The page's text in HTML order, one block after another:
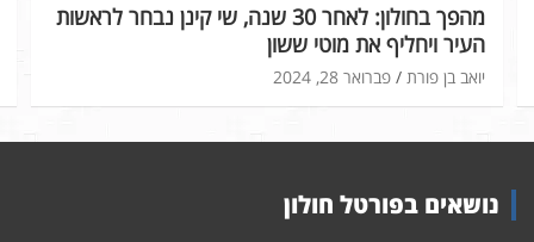
מהפך בחולון: לאחר 30 שנה, שי קינן נבחר לראשות
העיר ויחליף את מוטי ששון
פברואר 28, 2024 יואב בן פורת
נושאים בפורטל חולון